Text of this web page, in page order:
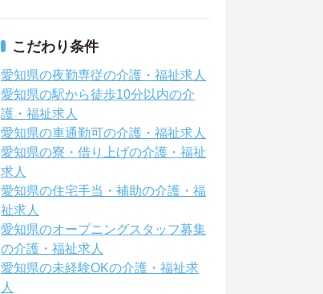
こだわり条件
愛知県の夜勤専従の介護・福祉求人
愛知県の駅から徒歩10分以内の介
護・福祉求人
愛知県の車通勤可の介護・福祉求人
愛知県の寮・借り上げの介護・福祉
求人
愛知県の住宅手当・補助の介護・福
祉求人
愛知県のオープニングスタッフ募集
の介護・福祉求人
愛知県の未経験OKの介護・福祉求
人